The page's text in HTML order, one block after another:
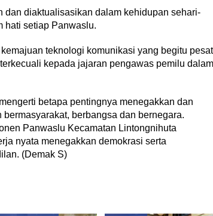
diaktualisasikan dalam kehidupan sehari-
hati setiap Panwaslu.
teknologi komunikasi yang begitu pesat
kepada jajaran pengawas pemilu dalam
betapa pentingnya menegakkan dan
berbangsa dan bernegara.
Panwaslu Kecamatan Lintongnihuta
nyata menegakkan demokrasi serta
(Demak S)